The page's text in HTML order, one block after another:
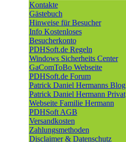
Kontakte
Gästebuch
Hinweise für Besucher
Info Kostenloses
Besucherkonto
PDHSoft.de Regeln
Windows Sicherheits Center
GaComToBo Webseite
PDHSoft.de Forum
Patrick Daniel Hermanns Blog
Patrick Daniel Hermann Privat
Webseite Familie Hermann
PDHSoft AGB
Versandkosten
Zahlungsmethoden
Disclaimer & Datenschutz